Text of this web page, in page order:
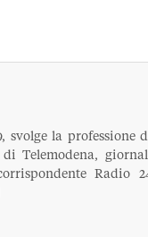
svolge la professione
di Telemodena,
Radio